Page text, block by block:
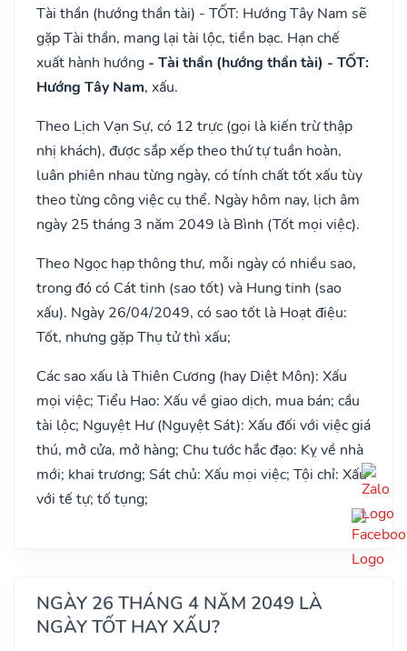
Tài thần (hướng thần tài) - TỐT: Hướng Tây Nam sẽ
gặp Tài thần, mang lại tài lộc, tiền bạc. Hạn chế
xuất hành hướng - Tài thần (hướng thần tài) - TỐT:
Hướng Tây Nam, xấu.
Theo Lịch Vạn Sự, có 12 trực (gọi là kiến trừ thập
nhị khách), được sắp xếp theo thứ tự tuần hoàn,
luân phiên nhau từng ngày, có tính chất tốt xấu tùy
theo từng công việc cụ thể. Ngày hôm nay, lịch âm
ngày 25 tháng 3 năm 2049 là Bình (Tốt mọi việc).
Theo Ngọc hạp thông thư, mỗi ngày có nhiều sao,
trong đó có Cát tinh (sao tốt) và Hung tinh (sao
xấu). Ngày 26/04/2049, có sao tốt là Hoạt điệu:
Tốt, nhưng gặp Thụ tử thì xấu;
Các sao xấu là Thiên Cương (hay Diệt Môn): Xấu
mọi việc; Tiểu Hao: Xấu về giao dịch, mua bán; cầu
tài lộc; Nguyệt Hư (Nguyệt Sát): Xấu đối với việc giá
thú, mở cửa, mở hàng; Chu tước hắc đạo: Kỵ về nhà
mới; khai trương; Sát chủ: Xấu mọi việc; Tội chỉ: Xấu
với tế tự; tố tụng;
NGÀY 26 THÁNG 4 NĂM 2049 LÀ
NGÀY TỐT HAY XẤU?